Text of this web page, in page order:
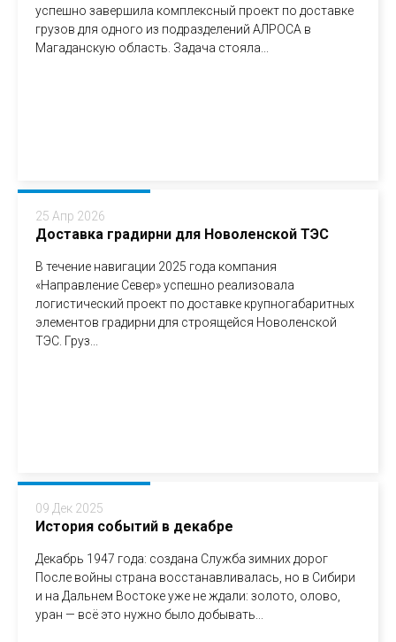
успешно завершила комплексный проект по доставке
грузов для одного из подразделений АЛРОСА в
Магаданскую область. Задача стояла...
25 Апр 2026
Доставка градирни для Новоленской ТЭС
В течение навигации 2025 года компания
«Направление Север» успешно реализовала
логистический проект по доставке крупногабаритных
элементов градирни для строящейся Новоленской
ТЭС. Груз...
09 Дек 2025
История событий в декабре
Декабрь 1947 года: создана Служба зимних дорог
После войны страна восстанавливалась, но в Сибири
и на Дальнем Востоке уже не ждали: золото, олово,
уран — всё это нужно было добывать...